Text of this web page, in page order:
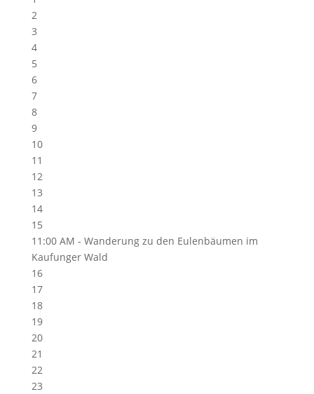
2
3
4
5
6
7
8
9
10
11
12
13
14
15
11:00 AM - Wanderung zu den Eulenbäumen im
Kaufunger Wald
16
17
18
19
20
21
22
23